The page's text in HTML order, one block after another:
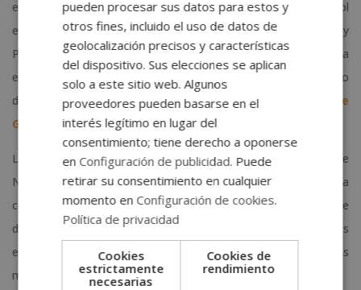
empresas y de los alumnos. Además, Select Business School
está en constante crecimiento, incorporando nuevos Másters y
Postgrados de especialización. Las modalidades que ofrece la
escuela permiten compaginar trabajo y estudios. Este es uno
de los puntos mejor valorados dentro de las
opiniones de
Grupo Esnecarealizadas por los propios alumnos.
La incorporación a la Asociación Española de Escuelas de
Negocios refuerza el prestigio de nuestra institución y la
convierte en un referente. Nos enorgullece poder formar parte
de esta asociación y que se hayan reconocido nuestros
esfuerzos para convertir a Select Business School en una de las
mejores escuelas del territorio español.
pueden procesar sus datos para estos y
otros fines, incluido el uso de datos de
geolocalización precisos y características
del dispositivo. Sus elecciones se aplican
solo a este sitio web. Algunos
proveedores pueden basarse en el
interés legítimo en lugar del
consentimiento; tiene derecho a oponerse
en Configuración de publicidad. Puede
retirar su consentimiento en cualquier
momento en Configuración de cookies.
Política de privacidad
Cookies
estrictamente
necesarias
Cookies de
rendimiento